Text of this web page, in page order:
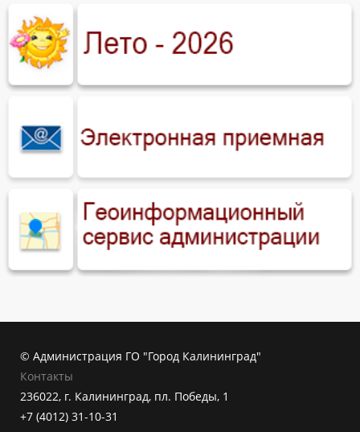
© Администрация ГО "Город Калининград"
Контакты
236022, г. Калининград, пл. Победы, 1
+7 (4012) 31-10-31